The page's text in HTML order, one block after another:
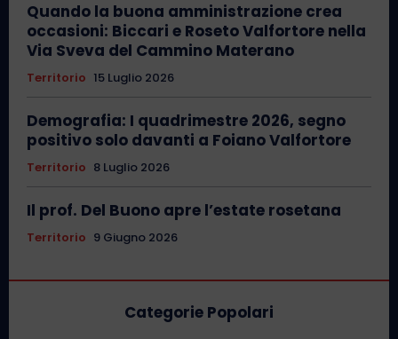
Quando la buona amministrazione crea
occasioni: Biccari e Roseto Valfortore nella
Via Sveva del Cammino Materano
Territorio 15 Luglio 2026
Demografia: I quadrimestre 2026, segno
positivo solo davanti a Foiano Valfortore
Territorio 8 Luglio 2026
Il prof. Del Buono apre l’estate rosetana
Territorio 9 Giugno 2026
Categorie Popolari